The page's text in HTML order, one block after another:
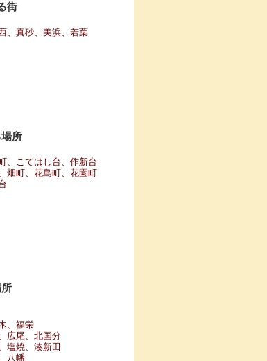
街
、真砂、美浜、若葉
所
、こてはし台、作新台
畑町、花島町、花園町
、福栄
広尾、北国分
塩焼、湊新田
八幡